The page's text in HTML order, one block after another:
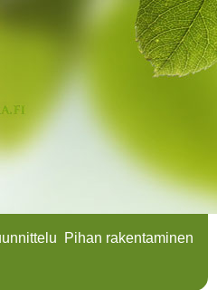
Pihan rakentaminen